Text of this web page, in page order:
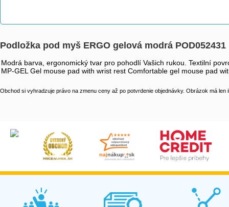
Podložka pod myš ERGO gelová modrá POD052431
Modrá barva, ergonomický tvar pro pohodlí Vašich rukou. Textilní
MP-GEL Gel mouse pad with wrist rest Comfortable gel mouse pad
Obchod si vyhradzuje právo na zmenu ceny až po potvrdenie objednávky. Obrázok má len